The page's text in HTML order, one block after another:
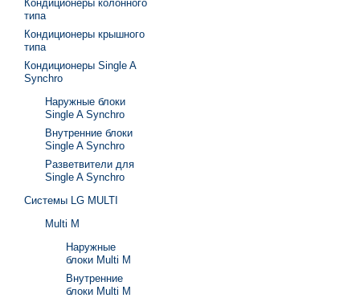
Кондиционеры колонного
типа
Кондиционеры крышного
типа
Кондиционеры Single A
Synchro
Наружные блоки
Single A Synchro
Внутренние блоки
Single A Synchro
Разветвители для
Single A Synchro
Системы LG MULTI
Multi M
Наружные
блоки Multi M
Внутренние
блоки Multi M